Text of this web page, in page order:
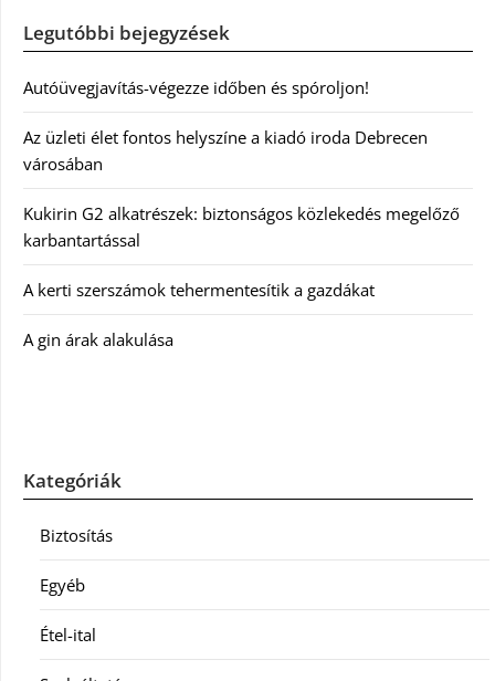
Legutóbbi bejegyzések
Autóüvegjavítás-végezze időben és spóroljon!
Az üzleti élet fontos helyszíne a kiadó iroda Debrecen
városában
Kukirin G2 alkatrészek: biztonságos közlekedés megelőző
karbantartással
A kerti szerszámok tehermentesítik a gazdákat
A gin árak alakulása
Kategóriák
Biztosítás
Egyéb
Étel-ital